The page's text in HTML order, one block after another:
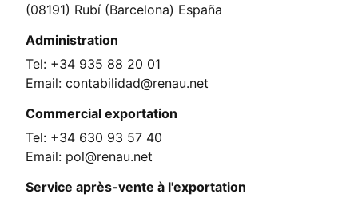
(08191) Rubí (Barcelona) España
Administration
Tel: +34 935 88 20 01
Email: contabilidad@renau.net
Commercial exportation
Tel: +34 630 93 57 40
Email: pol@renau.net
Service après-vente à l'exportation